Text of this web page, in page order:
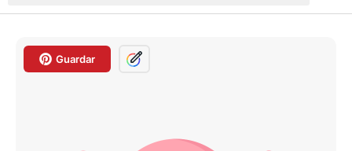
Guardar